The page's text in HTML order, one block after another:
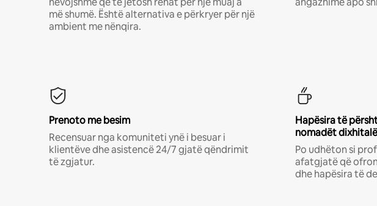
më shumë. Është alternativa e përkryer për një
ambient me nënqira.
Prenoto me besim
Recensuar nga komuniteti ynë i besuar i
klientëve dhe asistencë 24/7 gjatë qëndrimit
të zgjatur.
Hapësira të
nomadët dixhitalë
Po udhëton si
afatgjatë që
dhe hapësira të